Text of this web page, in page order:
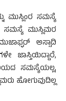
ಮುಸ್ಲಿಂರ ಸಮಸ್ಯೆ
ಮುಸ್ಲಿಮರ
ಅಸ್ಸಾದಿ
ಜಾಸ್ತಿಯಿದ್ದಾರೆ,
ಸಮಸ್ಯೆಯಲ್ಲ,
ಹೋಗುವುದಿಲ್ಲ